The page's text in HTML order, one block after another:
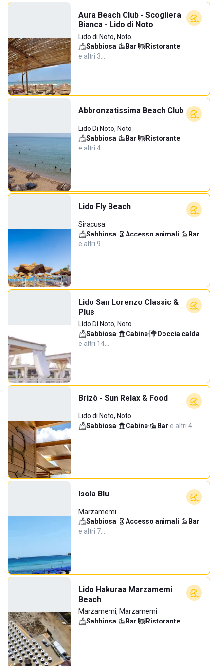
Aura Beach Club - Scogliera
Bianca - Lido di Noto
Lido di Noto, Noto
Sabbiosa· Bar· Ristorante·
e altri 3…
Abbronzatissima Beach Club
Lido Di Noto, Noto
Sabbiosa· Bar· Ristorante·
e altri 4…
Lido Fly Beach
Siracusa
Sabbiosa· Accesso animali· Bar·
e altri 9…
Lido San Lorenzo Classic &
Plus
Lido Di Noto, Noto
Sabbiosa· Cabine· Doccia calda·
e altri 14…
Brizò - Sun Relax & Food
Lido di Noto, Noto
Sabbiosa· Cabine· Bar·e altri 4…
Isola Blu
Marzamemi
Sabbiosa· Accesso animali· Bar·
e altri 7…
Lido Hakuraa Marzamemi
Beach
Marzamemi, Marzamemi
Sabbiosa· Bar· Ristorante